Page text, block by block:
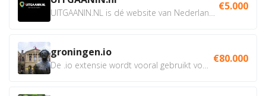
€5.000
groningen.io €80.000